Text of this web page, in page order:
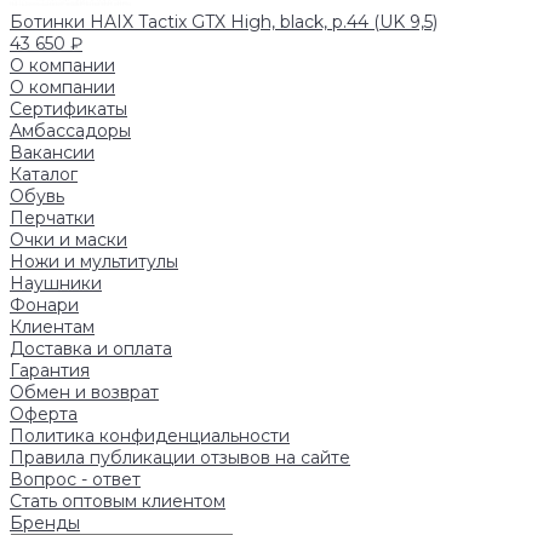
Ботинки HAIX Tactix GTX High, black, р.44 (UK 9,5)
43 650 ₽
О компании
О компании
Сертификаты
Амбассадоры
Вакансии
Каталог
Обувь
Перчатки
Очки и маски
Ножи и мультитулы
Наушники
Фонари
Клиентам
Доставка и оплата
Гарантия
Обмен и возврат
Оферта
Политика конфиденциальности
Правила публикации отзывов на сайте
Вопрос - ответ
Стать оптовым клиентом
Бренды